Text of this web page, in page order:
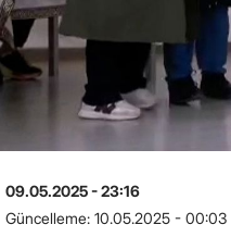
09.05.2025 - 23:16
Güncelleme: 10.05.2025 - 00:03